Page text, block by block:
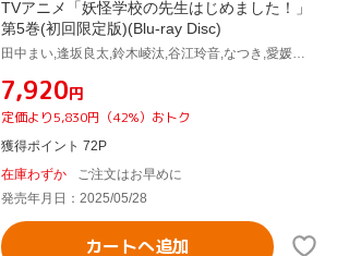
TVアニメ「妖怪学校の先生はじめました！」
第5巻(初回限定版)(Blu-ray Disc)
田中まい,逢坂良太,鈴木崚汰,谷江玲音,なつき,愛媛須田子,濱口漠,稲福高廣
¥7,920円
定価より5,830円（42%）おトク
獲得ポイント 72P
在庫わずか
ご注文はお早めに
発売年月日：2025/05/28
カートへ追加